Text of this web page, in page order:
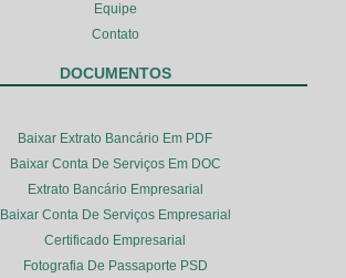
Equipe
Contato
DOCUMENTOS
Baixar Extrato Bancário Em PDF
Baixar Conta De Serviços Em DOC
Extrato Bancário Empresarial
Baixar Conta De Serviços Empresarial
Certificado Empresarial
Fotografia De Passaporte PSD